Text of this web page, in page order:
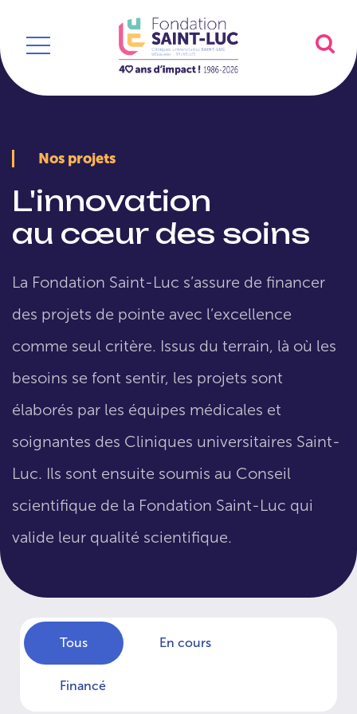
Nos projets
L'innovation
au cœur des soins
La Fondation Saint-Luc s’assure de financer
des projets de pointe avec l’excellence
comme seul critère. Issus du terrain, là où les
besoins se font sentir, les projets sont
élaborés par les équipes médicales et
soignantes des Cliniques universitaires Saint-
Luc. Ils sont ensuite soumis au Conseil
scientifique de la Fondation Saint-Luc qui
valide leur qualité scientifique.
Tous En cours
Financé